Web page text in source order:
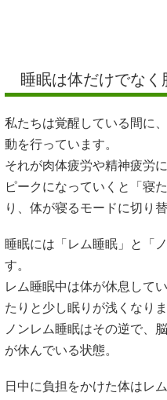
睡眠は体だけでなく
私たちは覚醒している間に
動を行っています。
それが肉体疲労や精神疲労
ピークになっていくと「寝
り、体が寝るモードに切り
睡眠には「レム睡眠」と「
す。
レム睡眠中は体が休息して
たりと少し眠りが浅くなりま
ノンレム睡眠はその逆で、
が休んでいる状態。
日中に負担をかけた体はレ